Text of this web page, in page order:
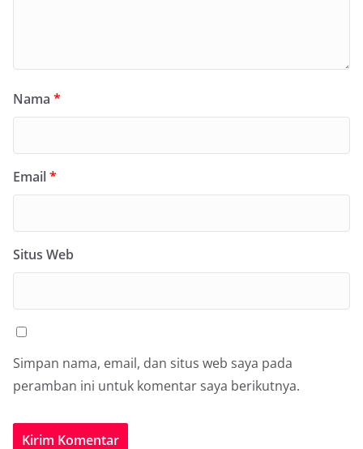
Nama *
Email*
Situs Web
Simpan nama, email, dan situs web saya pada
peramban ini untuk komentar saya berikutnya.